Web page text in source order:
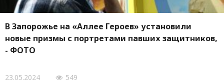
В Запорожье на «Аллее Героев» установили
новые призмы с портретами павших защитников,
- ФОТО
23.05.2024 549